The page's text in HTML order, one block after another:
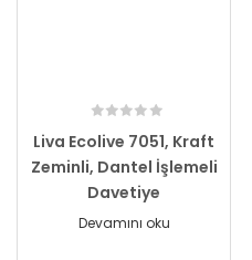
Liva Ecolive 7051, Kraft
Zeminli, Dantel İşlemeli
Davetiye
Devamını oku